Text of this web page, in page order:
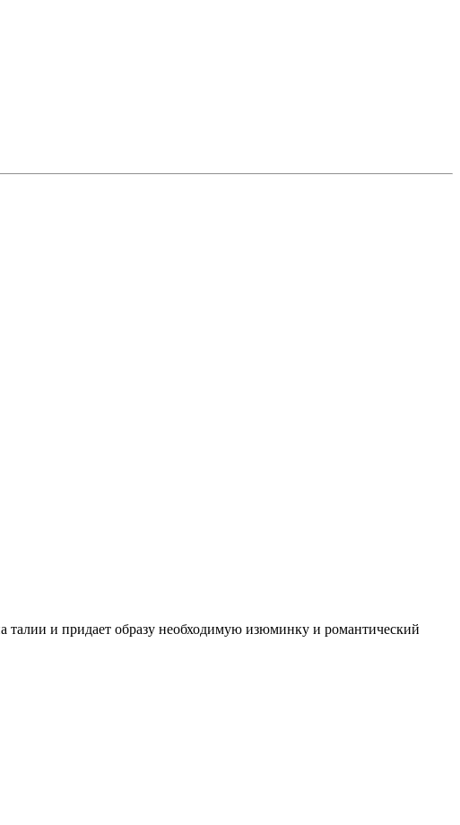
и придает образу необходимую изюминку и романтический